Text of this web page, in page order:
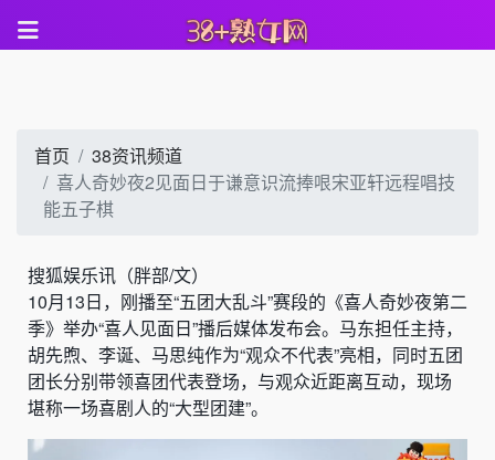
首页
38资讯频道
喜人奇妙夜2见面日于谦意识流捧哏宋亚轩远程唱技
能五子棋
搜狐娱乐讯（胖部/文）
10月13日，刚播至“五团大乱斗”赛段的《喜人奇妙夜第二
季》举办“喜人见面日”播后媒体发布会。马东担任主持，
胡先煦、李诞、马思纯作为“观众不代表”亮相，同时五团
团长分别带领喜团代表登场，与观众近距离互动，现场
堪称一场喜剧人的“大型团建”。